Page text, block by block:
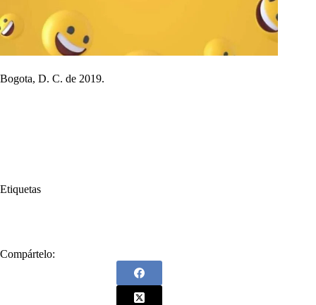
Bogota, D. C. de 2019.
Etiquetas
Compártelo: